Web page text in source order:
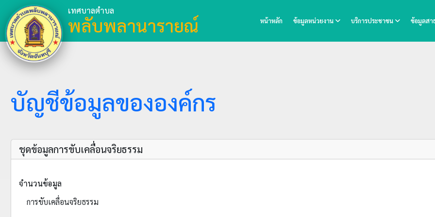
เทศบาลตำบล
พลับพลานารายณ์ หน้าหลัก ข้อมูลหน่วยงาน บริการประชาชน ข้อมูลส
บัญชีข้อมูลขององค์กร
ชุดข้อมูลการขับเคลื่อนจริยธรรม
จำนวนข้อมูล
การขับเคลื่อนจริยธรรม